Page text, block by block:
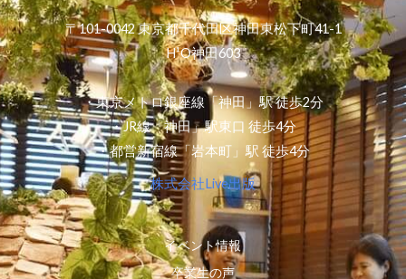
〒101-0042 東京都千代田区神田東松下町41-1
H¹O神田603
・東京メトロ銀座線「神田」駅 徒歩2分
・JR線「神田」駅東口 徒歩4分
・都営新宿線「岩本町」駅 徒歩4分
株式会社Live出版
イベント情報
卒業生の声